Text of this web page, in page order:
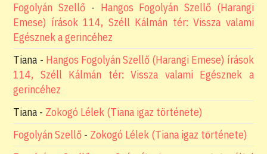
Fogolyán Szellő - Hangos Fogolyán Szellő (Harangi
Emese) írások 114, Széll Kálmán tér: Vissza valami
Egésznek a gerincéhez
Tiana - Hangos Fogolyán Szellő (Harangi Emese) írások
114, Széll Kálmán tér: Vissza valami Egésznek a
gerincéhez
Tiana - Zokogó Lélek (Tiana igaz története)
Fogolyán Szellő - Zokogó Lélek (Tiana igaz története)